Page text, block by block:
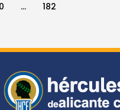
… 182